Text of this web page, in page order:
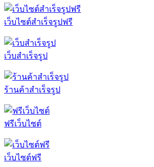
เว็บไซต์สำเร็จรูปฟรี
เว็บสำเร็จรูป
ร้านค้าสำเร็จรูป
ฟรีเว็บไซต์
เว็บไซต์ฟรี